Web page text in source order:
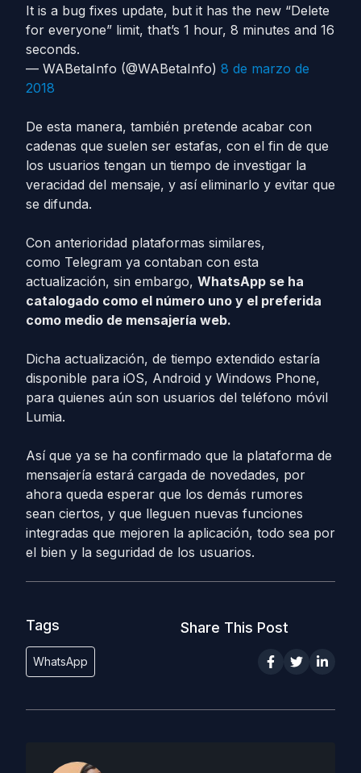
It is a bug fixes update, but it has the new “Delete
for everyone” limit, that’s 1 hour, 8 minutes and 16
seconds.
— WABetaInfo (@WABetaInfo) 8 de marzo de
2018
De esta manera, también pretende acabar con
cadenas que suelen ser estafas, con el fin de que
los usuarios tengan un tiempo de investigar la
veracidad del mensaje, y así eliminarlo y evitar que
se difunda.
Con anterioridad plataformas similares,
como Telegram ya contaban con esta
actualización, sin embargo, WhatsApp se ha
catalogado como el número uno y el preferida
como medio de mensajería web.
Dicha actualización, de tiempo extendido estaría
disponible para iOS, Android y Windows Phone,
para quienes aún son usuarios del teléfono móvil
Lumia.
Así que ya se ha confirmado que la plataforma de
mensajería estará cargada de novedades, por
ahora queda esperar que los demás rumores
sean ciertos, y que lleguen nuevas funciones
integradas que mejoren la aplicación, todo sea por
el bien y la seguridad de los usuarios.
Tags
WhatsApp
Share This Post